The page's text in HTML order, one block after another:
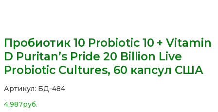
Пробиотик 10 Probiotic 10 + Vitamin
D Puritan’s Pride 20 Billion Live
Probiotic Cultures, 60 капсул США
Артикул: БД-484
4,987руб.